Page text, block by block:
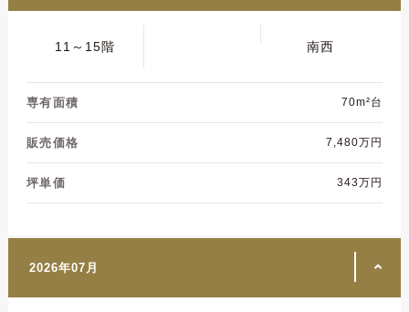
11～15階 南西
専有面積 70m²台
販売価格 7,480万円
坪単価 343万円
2026年07月